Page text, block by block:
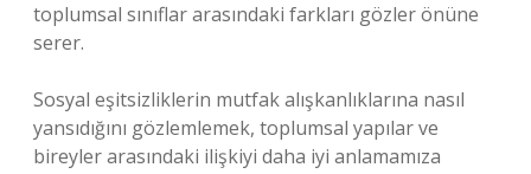
toplumsal sınıflar arasındaki farkları gözler önüne
serer.
Sosyal eşitsizliklerin mutfak alışkanlıklarına nasıl
yansıdığını gözlemlemek, toplumsal yapılar ve
bireyler arasındaki ilişkiyi daha iyi anlamamıza